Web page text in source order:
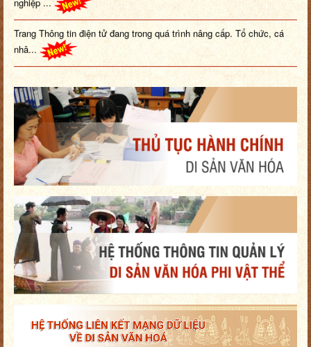
Trang Thông tin điện tử đang trong quá trình nâng cấp. Tổ chức, cá
nhâ...